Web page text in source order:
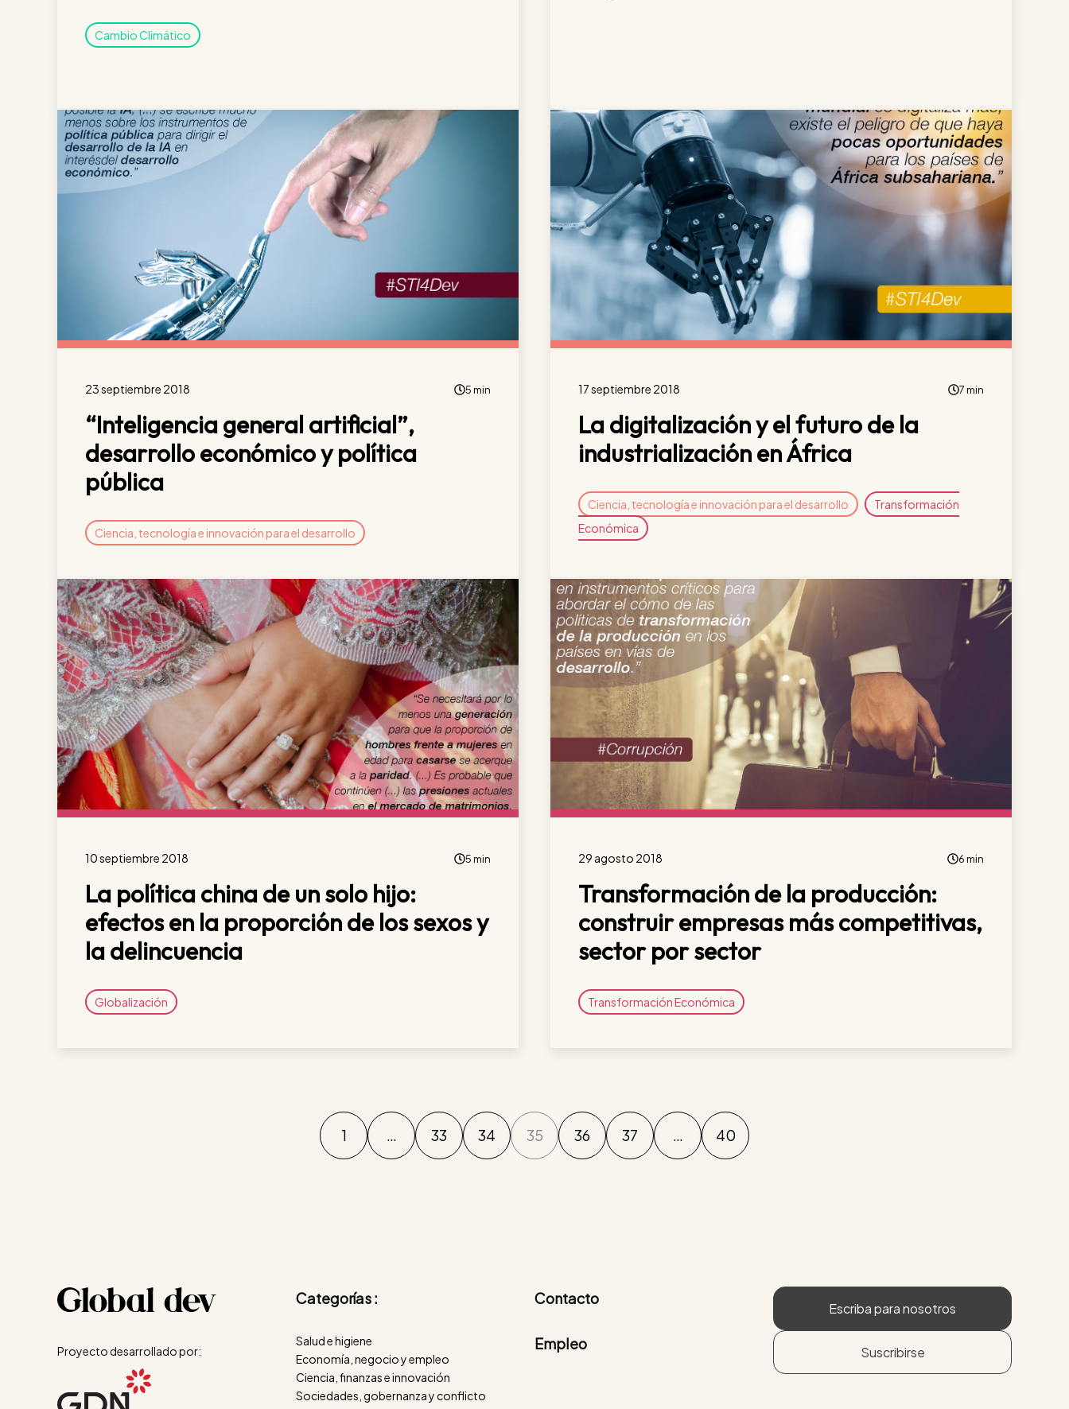
Cambio Climático
23 septiembre 2018 5 min
“Inteligencia general artificial”,
desarrollo económico y política
pública
Ciencia, tecnología e innovación para el desarrollo
17 septiembre 2018 7 min
La digitalización y el futuro de la
industrialización en África
Ciencia, tecnología e innovación para el desarrollo
Transformación
Económica
10 septiembre 2018 5 min
La política china de un solo hijo:
efectos en la proporción de los sexos y
la delincuencia
Globalización
29 agosto 2018 6 min
Transformación de la producción:
construir empresas más competitivas,
sector por sector
Transformación Económica
1 … 33 34 35 36 37 … 40
Proyecto desarrollado por:
Categorías :
Salud e higiene
Economía, negocio y empleo
Ciencia, finanzas e innovación
Sociedades, gobernanza y conflicto
Contacto
Empleo
Escriba para nosotros
Suscribirse